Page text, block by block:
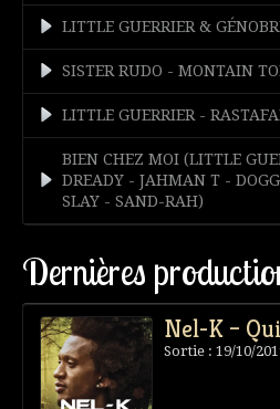
LITTLE GUERRIER &
SISTER RUDO - MONTAIN
LITTLE GUERRIER -
BIEN CHEZ MOI (LITTLE
DREADY - JAHMAN T -
SLAY - SAND-RAH)
Dernières
Nel-K –
Sortie : 19/10/